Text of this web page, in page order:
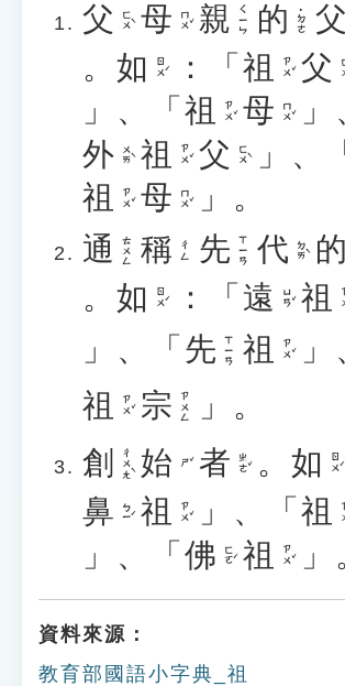
父 ㄈㄨˋ 母 ㄇㄨˇ 親 ㄑㄧㄣ 的 ˙ㄉㄜ 父
。 如 ㄖㄨˊ ：「 祖 ㄗㄨˇ 父
」、「 祖 ㄗㄨˇ 母 ㄇㄨˇ
」
外 ㄨㄞˋ 祖 ㄗㄨˇ 父 ㄈㄨˋ 」、「
祖 ㄗㄨˇ 母 ㄇㄨˇ
」。
通 ㄊㄨㄥ 稱 ㄔㄥ 先 ㄒㄧㄢ 代 ㄉㄞˋ 的
。 如 ㄖㄨˊ ：「 遠 ㄩㄢˇ 祖
」、「 先 ㄒㄧㄢ 祖 ㄗㄨˇ
」
祖
ㄗㄨˇ 宗 ㄗㄨㄥ
」。
創 ㄔㄨㄤˋ 始 ㄕˇ 者 ㄓㄜˇ 。 如 ㄖㄨˊ
鼻 ㄅㄧˊ 祖 ㄗㄨˇ 」、「 祖
」、「 佛 ㄈㄛˊ 祖 ㄗㄨˇ 」
資料來源：
教育部國語小字典_祖